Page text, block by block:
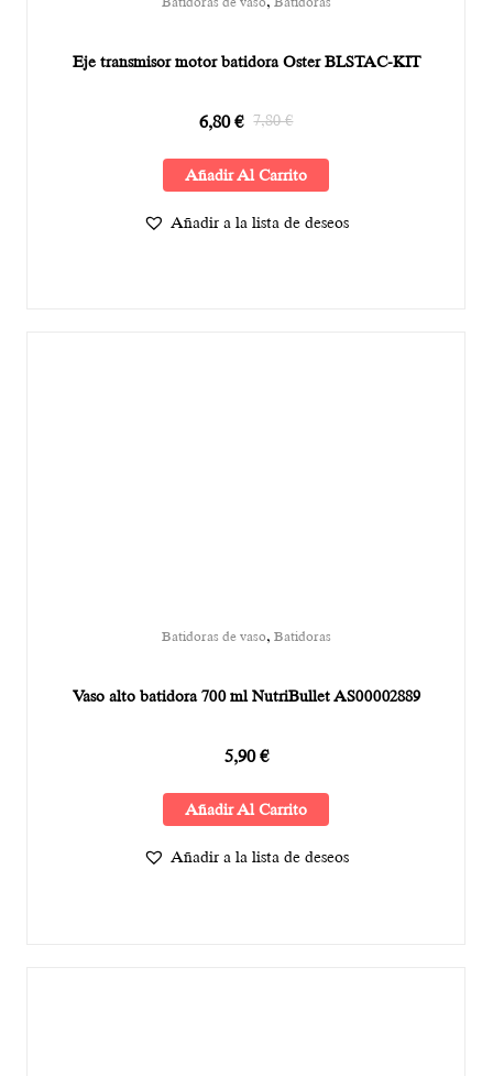
Eje transmisor motor batidora Oster BLSTAC-KIT
7,80€
6,80€
Añadir Al Carrito
Añadir a la lista de deseos
Batidoras de vaso, Batidoras
Vaso alto batidora 700 ml NutriBullet AS00002889
5,90€
Añadir Al Carrito
Añadir a la lista de deseos